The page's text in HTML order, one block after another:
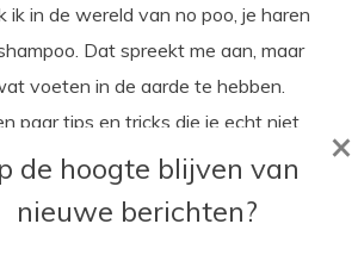
ik in de wereld van no poo, je haren
Dat spreekt me aan, maar
voeten in de aarde te hebben.
paar tips en tricks die je echt niet
poo gaat!
de hoogte blijven van
nieuwe berichten?
×